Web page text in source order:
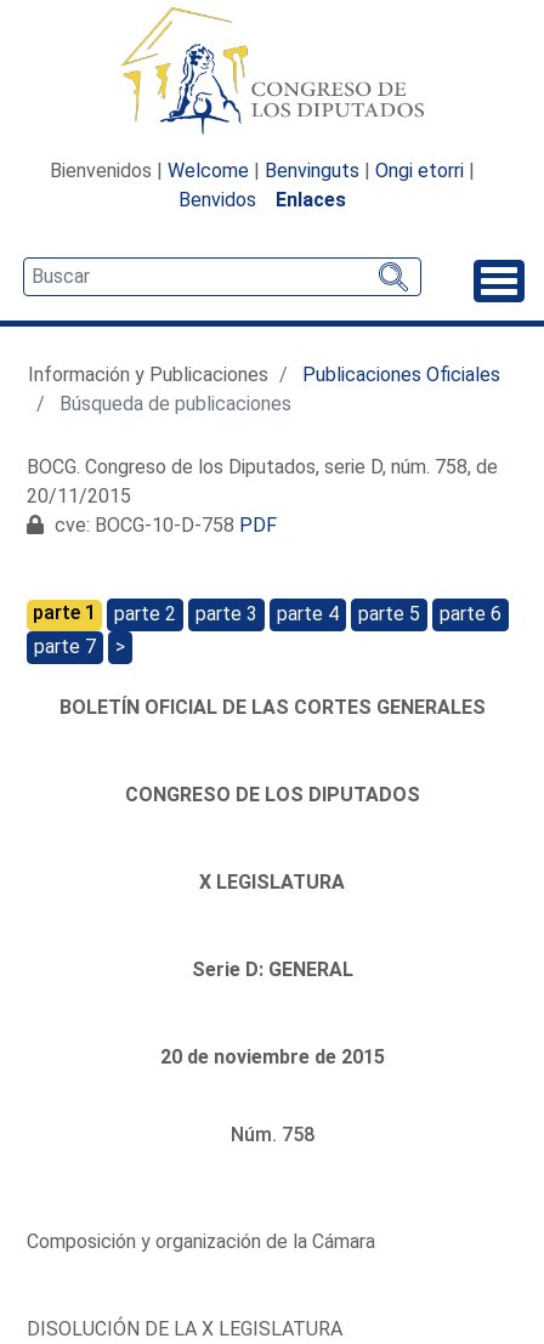
Bienvenidos | Welcome | Benvinguts | Ongi etorri |
Benvidos
Enlaces
Información y Publicaciones
Publicaciones Oficiales
Búsqueda de publicaciones
BOCG. Congreso de los Diputados, serie D, núm. 758, de
20/11/2015
cve: BOCG-10-D-758 PDF
parte 1 parte 2 parte 3 parte 4 parte 5
parte 6
parte 7
>
BOLETÍN OFICIAL DE LAS CORTES GENERALES
CONGRESO DE LOS DIPUTADOS
X LEGISLATURA
Serie D: GENERAL
20 de noviembre de 2015
Núm. 758
Composición y organización de la Cámara
DISOLUCIÓN DE LA X LEGISLATURA